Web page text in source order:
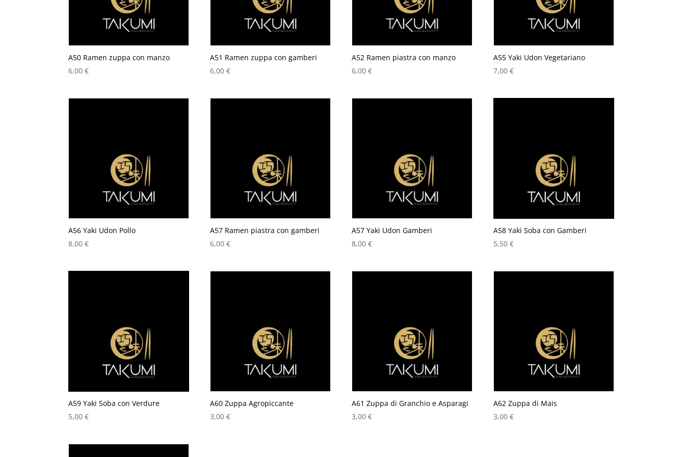
A50 Ramen zuppa con manzo
6,00€
A51 Ramen zuppa con gamberi
6,00€
A52 Ramen piastra con manzo
6,00€
A55 Yaki Udon Vegetariano
7,00€
A56 Yaki Udon Pollo
8,00€
A57 Ramen piastra con gamberi
6,00€
A57 Yaki Udon Gamberi
8,00€
A58 Yaki Soba con Gamberi
5,50€
A59 Yaki Soba con Verdure
5,00€
A60 Zuppa Agropiccante
3,00€
A61 Zuppa di Granchio e Asparagi
3,00€
A62 Zuppa di Mais
3,00€